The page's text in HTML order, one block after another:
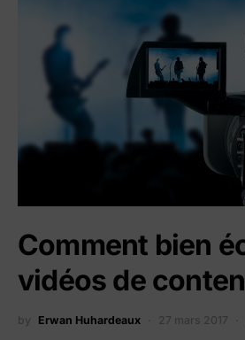
Comment bien
vidéos de
by Erwan Huhardeaux 27 mars 2017